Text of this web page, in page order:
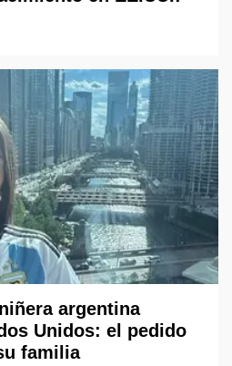
argentina
Unidos: el pedido
familia